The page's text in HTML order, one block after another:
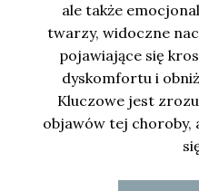
ale także
twarzy, widoczne
pojawiające się
dyskomfortu i
Kluczowe jest
objawów tej choroby,